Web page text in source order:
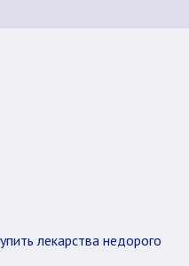
лекарства недорого